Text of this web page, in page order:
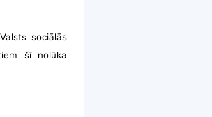
sociālās
šī nolūka